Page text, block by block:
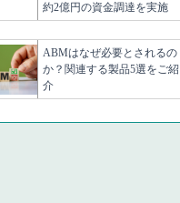
約2億円の資金調達を実施
ABMはなぜ必要とされるの
か？関連する製品5選をご紹
介